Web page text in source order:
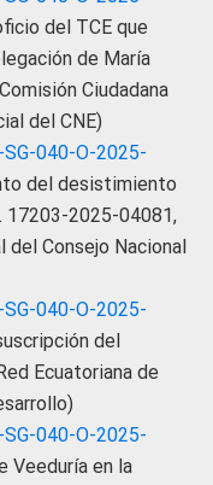
del TCE que
de María
Ciudadana
del CNE)
SG-040-O-2025-
del desistimiento
17203-2025-04081,
del Consejo Nacional
SG-040-O-2025-
del
Ecuatoriana de
SG-040-O-2025-
Veeduría en la